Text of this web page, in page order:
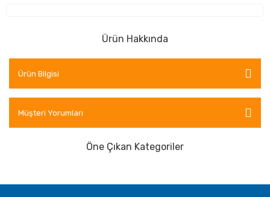
Ürün Hakkında
Ürün Bilgisi
Müşteri Yorumları
Öne Çıkan Kategoriler